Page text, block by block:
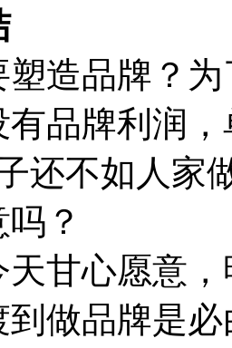
塑造品牌？
有品牌利润
还不如人家
？
天甘心愿意
到做品牌是